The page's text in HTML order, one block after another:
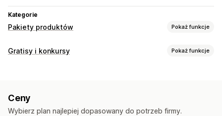
Kategorie
Pakiety produktów Pokaż funkcje
Typy pakietów
Gratisy i konkursy Pokaż funkcje
Zarządzanie zgłoszeniami
Ceny
Wybierz plan najlepiej dopasowany do potrzeb firmy.